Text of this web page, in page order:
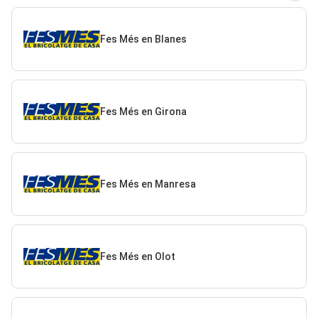
Fes Més en Blanes
Fes Més en Girona
Fes Més en Manresa
Fes Més en Olot